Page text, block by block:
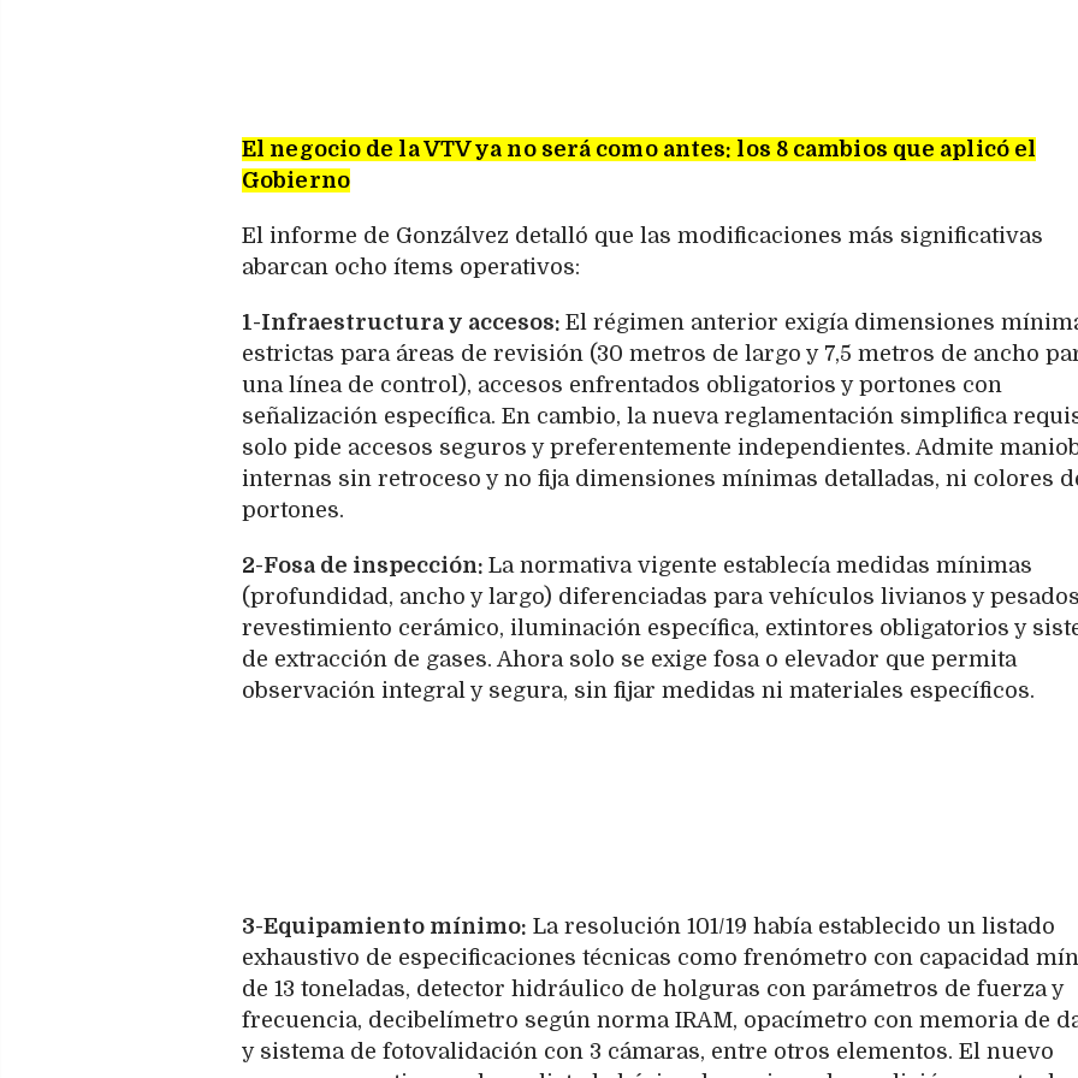
El negocio de la VTV ya no será como antes: los 8 cambios que aplicó el
Gobierno
El informe de Gonzálvez detalló que las modificaciones más significativas
abarcan ocho ítems operativos:
1-Infraestructura y accesos: El régimen anterior exigía dimensiones
estrictas para áreas de revisión (30 metros de largo y 7,5 metros de ancho
una línea de control), accesos enfrentados obligatorios y portones con
señalización específica. En cambio, la nueva reglamentación simplifica
solo pide accesos seguros y preferentemente independientes. Admite
internas sin retroceso y no fija dimensiones mínimas detalladas, ni colores
portones.
2-Fosa de inspección: La normativa vigente establecía medidas mínimas
(profundidad, ancho y largo) diferenciadas para vehículos livianos y
revestimiento cerámico, iluminación específica, extintores obligatorios y
de extracción de gases. Ahora solo se exige fosa o elevador que permita
observación integral y segura, sin fijar medidas ni materiales específicos.
3-Equipamiento mínimo: La resolución 101/19 había establecido un listado
exhaustivo de especificaciones técnicas como frenómetro con capacidad
de 13 toneladas, detector hidráulico de holguras con parámetros de fuerza y
frecuencia, decibelímetro según norma IRAM, opacímetro con memoria de
y sistema de fotovalidación con 3 cámaras, entre otros elementos. El nuevo